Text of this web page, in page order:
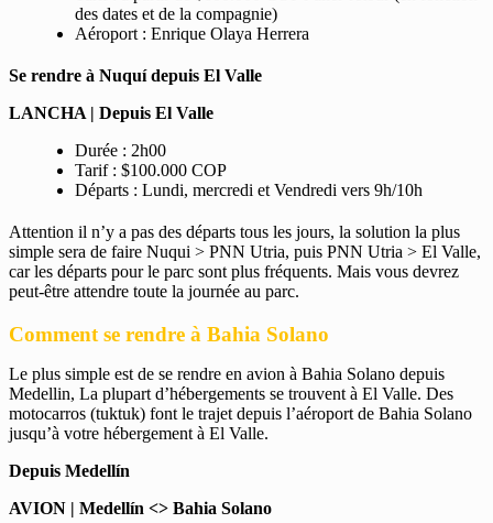
des dates et de la compagnie)
Aéroport : Enrique Olaya Herrera
Se rendre à Nuquí depuis El Valle
LANCHA | Depuis El Valle
Durée : 2h00
Tarif : $100.000 COP
Départs : Lundi, mercredi et Vendredi vers 9h/10h
Attention il n’y a pas des départs tous les jours, la solution la plus
simple sera de faire Nuqui > PNN Utria, puis PNN Utria > El Valle,
car les départs pour le parc sont plus fréquents. Mais vous devrez
peut-être attendre toute la journée au parc.
Comment se rendre à Bahia Solano
Le plus simple est de se rendre en avion à Bahia Solano depuis
Medellin, La plupart d’hébergements se trouvent à El Valle. Des
motocarros (tuktuk) font le trajet depuis l’aéroport de Bahia Solano
jusqu’à votre hébergement à El Valle.
Depuis Medellín
AVION | Medellín <> Bahia Solano